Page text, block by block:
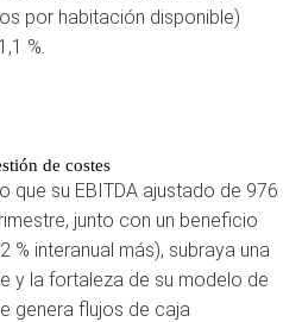
por habitación disponible)
%.
de costes
que su EBITDA ajustado de 976
junto con un beneficio
% interanual más), subraya una
y la fortaleza de su modelo de
genera flujos de caja